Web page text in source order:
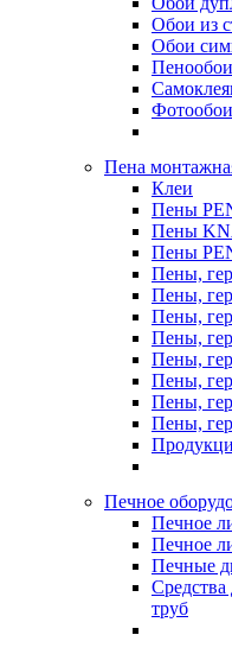
Обои из
Обои
Пенообои
Фотообои
Пена
Клеи
Пены
Пены
Пены
Пены,
Пены,
Пены,
Пены,
Пены,
Пены,
Пены,
Пены,
Печное
Печное
Печное
Печные
труб